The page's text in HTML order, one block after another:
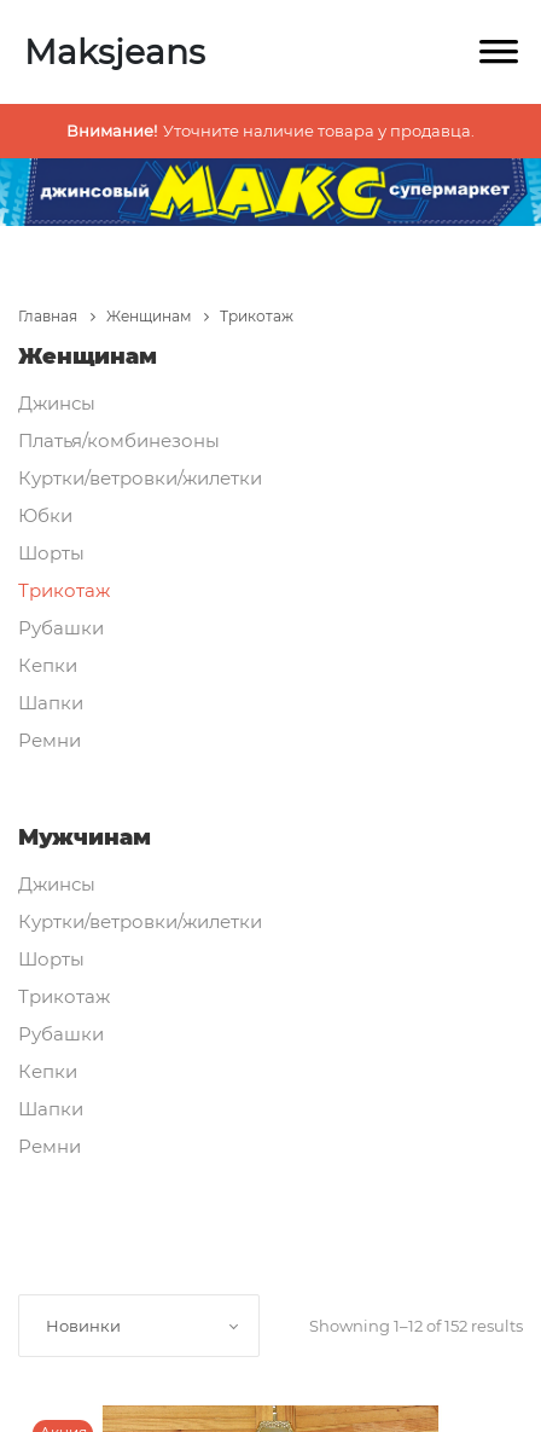
Maksjeans
Внимание! Уточните наличие товара у продавца.
Главная Женщинам Трикотаж
Женщинам
Джинсы
Платья/комбинезоны
Куртки/ветровки/жилетки
Юбки
Шорты
Трикотаж
Рубашки
Кепки
Шапки
Ремни
Мужчинам
Джинсы
Куртки/ветровки/жилетки
Шорты
Трикотаж
Рубашки
Кепки
Шапки
Ремни
Новинки Showning 1–12 of 152 results